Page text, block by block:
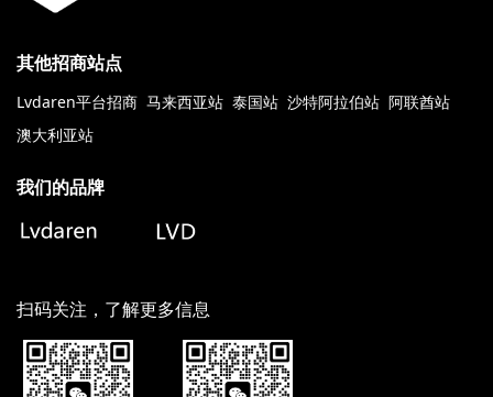
其他招商站点
Lvdaren平台招商 马来西亚站 泰国站 沙特阿拉伯站 阿联酋站
澳大利亚站
我们的品牌
扫码关注，了解更多信息